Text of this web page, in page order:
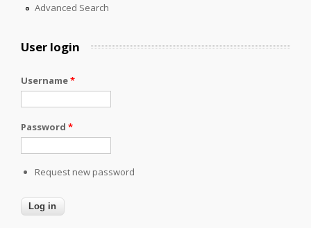
Advanced Search
User login
Username*
Password *
Request new password